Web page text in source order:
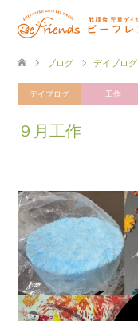
ブログ デイブログ
デイブログ 工作
９月工作